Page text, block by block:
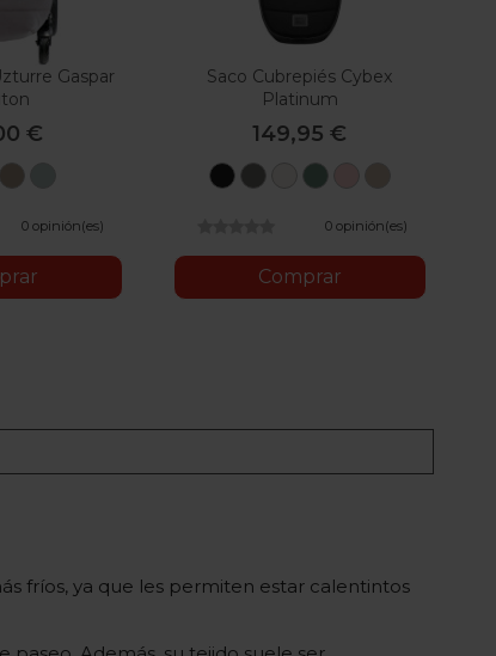
Gaspar
€
RosaPiedra
0 opinión(es)
Saco Cubrepiés Cybex
Platinum
149,95 €
SepiaMirage
OffLeaf
0 opinión(es)
Comprar
fríos, ya que les permiten estar calentintos